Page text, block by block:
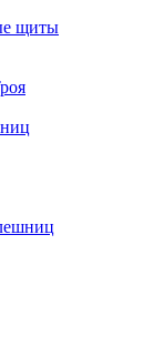
щиты